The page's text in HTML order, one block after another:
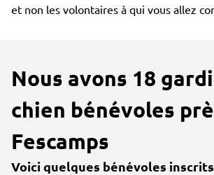
et non les volontaires à qui vous allez
Nous avons 18
chien bénévoles
Fescamps
Voici quelques bénévoles